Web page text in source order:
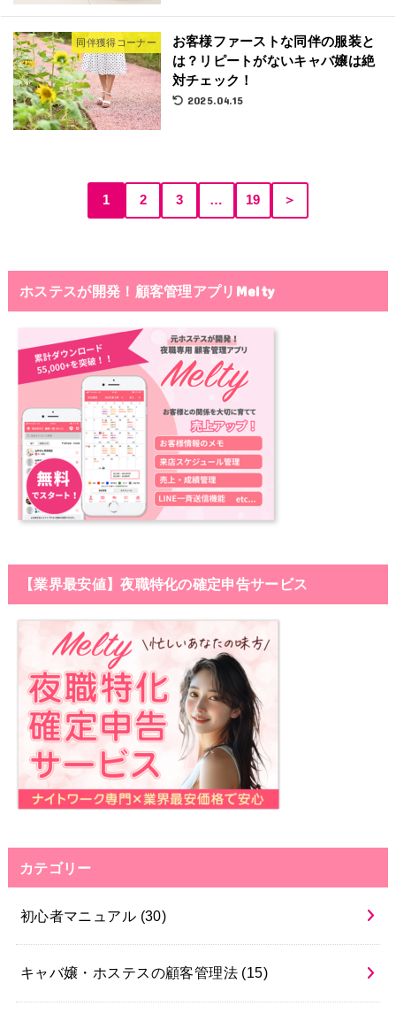
同伴獲得コーナー
お客様ファーストな同伴の服装と
は？リピートがないキャバ嬢は絶
対チェック！
2025.04.15
1 2 3 … 19 ＞
ホステスが開発！顧客管理アプリMelty
【業界最安値】夜職特化の確定申告サービス
カテゴリー
初心者マニュアル (30)
キャバ嬢・ホステスの顧客管理法 (15)